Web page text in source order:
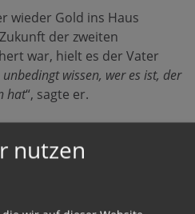
wieder Gold ins Haus
der zweiten
war, hielt es der Vater
unbedingt wissen, wer es ist, der
hat“, sagte er.
Nikolaus und warf einen
Fenster. Der Vater
um ihm zu danken: „
traurigen Zukunft bewahrt,
nutzen